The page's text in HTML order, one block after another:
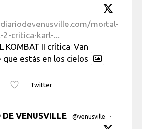
mortal-
2-critica-karl-...
KOMBAT II crítica: Van
que estás en los cielos
Twitter
DE VENUSVILLE @venusville
·